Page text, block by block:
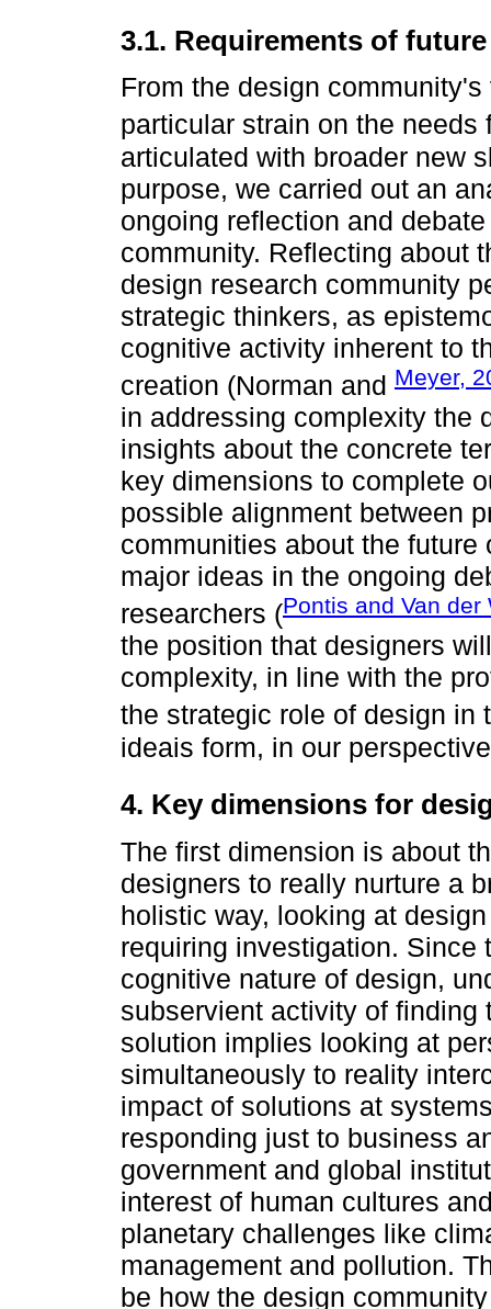
3.1. Requirements of
From the design
particular strain on the needs
articulated with broader new
purpose, we carried out an
ongoing reflection and
community. Reflecting about
design research community
strategic thinkers, as
cognitive activity inherent to
creation (Norman and Meyer,
in addressing complexity the
insights about the concrete
key dimensions to complete
possible alignment between
communities about the
major ideas in the ongoing
researchers (Pontis and Van der
the position that designers
complexity, in line with the
the strategic role of design in
ideais form, in our
4. Key dimensions for
The first dimension is about
designers to really nurture a
holistic way, looking at
requiring investigation. Since
cognitive nature of design,
subservient activity of
solution implies looking at
simultaneously to reality
impact of solutions at
responding just to business
government and global
interest of human cultures
planetary challenges like
management and pollution.
be how the design